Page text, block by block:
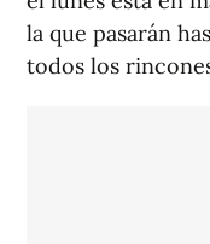
la que pasarán
todos los